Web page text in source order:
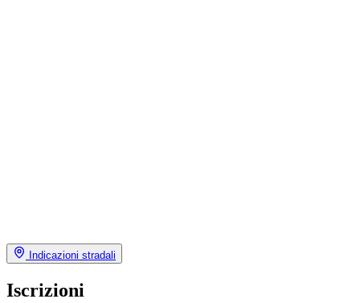
Indicazioni stradali
Iscrizioni